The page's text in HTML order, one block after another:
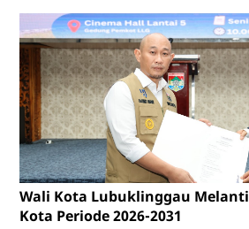
Wali Kota Lubuklinggau
Kota Periode 2026-2031